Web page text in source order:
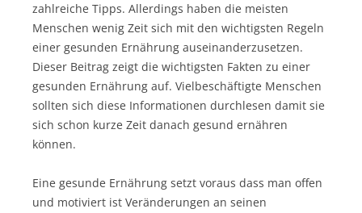
zahlreiche Tipps. Allerdings haben die meisten
Menschen wenig Zeit sich mit den wichtigsten Regeln
einer gesunden Ernährung auseinanderzusetzen.
Dieser Beitrag zeigt die wichtigsten Fakten zu einer
gesunden Ernährung auf. Vielbeschäftigte Menschen
sollten sich diese Informationen durchlesen damit sie
sich schon kurze Zeit danach gesund ernähren
können.
Eine gesunde Ernährung setzt voraus dass man offen
und motiviert ist Veränderungen an seinen